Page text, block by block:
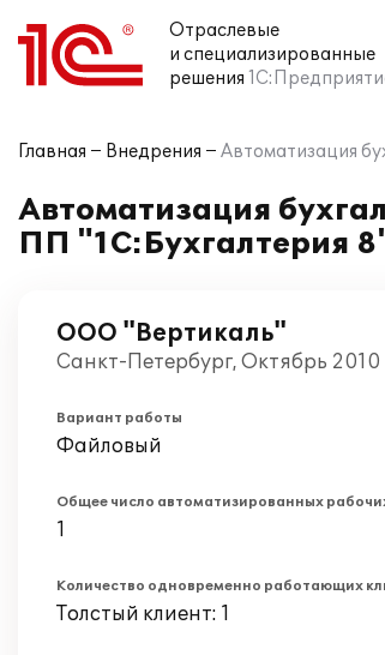
Отраслевые
и специализированные
решения
Главная Внедрения Автоматизация
Автоматизация
ПП "1С:Бухгалтерия
ООО "Вертикаль"
Санкт-Петербург, Октябрь 2010
Вариант работы
Файловый
Общее число автоматизированных
1
Количество одновременно работающих
Толстый клиент: 1